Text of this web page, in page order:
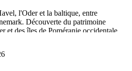
l'Oder et la baltique, entre
Découverte du patrimoine
et des îles de Poméranie occidentale.
Copenhague et le château